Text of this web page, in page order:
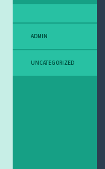
ADMIN
UNCATEGORIZED